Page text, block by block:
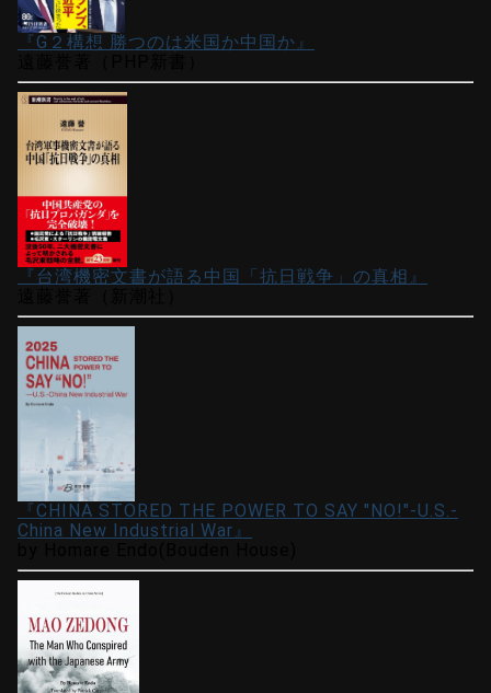
『G２構想 勝つのは米国か中国か』
『台湾機密文書が語る中国「抗日戦争」の真相』
『CHINA STORED THE POWER TO SAY "NO!"-U.S.-
China New Industrial War』